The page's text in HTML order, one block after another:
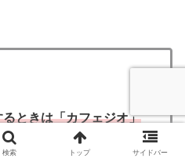
ときは「カフェジオ」
検索 トップ サイドバー